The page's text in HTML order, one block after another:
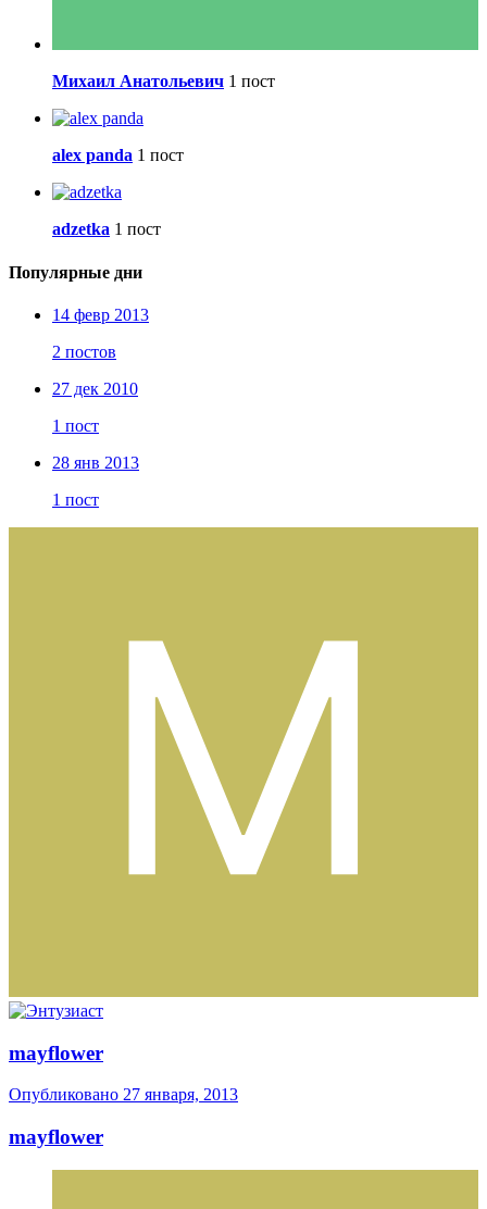
Михаил Анатольевич 1 пост
alex panda 1 пост
adzetka 1 пост
Популярные дни
14 февр 2013
2 постов
27 дек 2010
1 пост
28 янв 2013
1 пост
mayflower
Опубликовано 27 января, 2013
mayflower